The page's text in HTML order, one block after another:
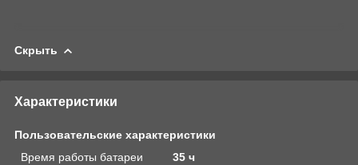
Скрыть
Характеристики
Пользовательские характеристики
Время работы батареи
35 ч